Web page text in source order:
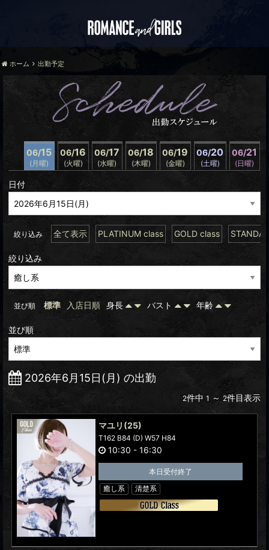
ホーム 出勤予定
06/15
(月曜)
06/16
(火曜)
06/17
(水曜)
06/18
(木曜)
06/19
(金曜)
06/20
(土曜)
06/21
(日曜)
日付
絞り込み 全て表示 PLATINUM class GOLD class
絞り込み
並び順 標準 入店日順 身長 バスト 年齢
並び順
2026年6月15日(月) の出勤
2件中 1 ～ 2件目表示
マユリ (25)
T162 B84 (D) W57 H84
10:30 - 16:30
本日受付終了
癒し系
清楚系